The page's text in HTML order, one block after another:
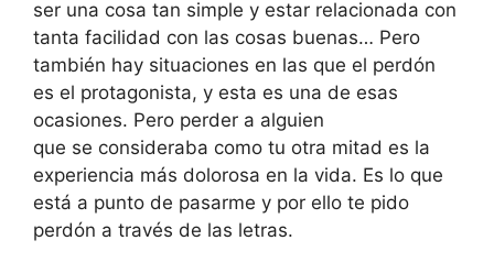
ser una cosa tan simple y estar relacionada con
tanta facilidad con las cosas buenas… Pero
también hay situaciones en las que el perdón
es el protagonista, y esta es una de esas
ocasiones. Pero perder a alguien
que se consideraba como tu otra mitad es la
experiencia más dolorosa en la vida. Es lo que
está a punto de pasarme y por ello te pido
perdón a través de las letras.